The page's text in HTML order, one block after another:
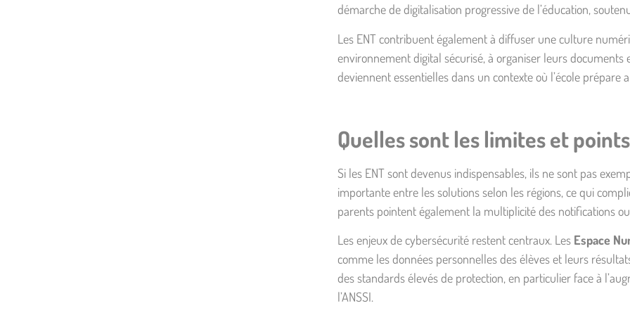
démarche dedigitalisation progressivede l’éducation,
Les ENT contribuent également à diffuser une culture
environnement digital sécurisé, à organiser leurs
deviennent essentielles dans un contexte où l’école prépare
Quelles sont les limites et
Si les ENT sont devenus indispensables, ils ne sont pas
importante entre les solutions selon les régions, ce qui
parents pointent également la multiplicité des notifications
Les enjeux de cybersécurité restent centraux. Les Espace
comme les données personnelles des élèves et leurs
des standards élevés de protection, en particulier face à
l’ANSSI.